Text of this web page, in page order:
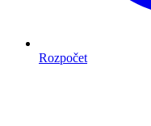
Rozpočet